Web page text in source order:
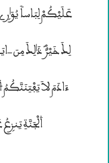
۰لْجَنَّةِ يَنزۣعُ عَنْهُمَا لِبَاسَهُمَا لِيُرۣيَهُمَا